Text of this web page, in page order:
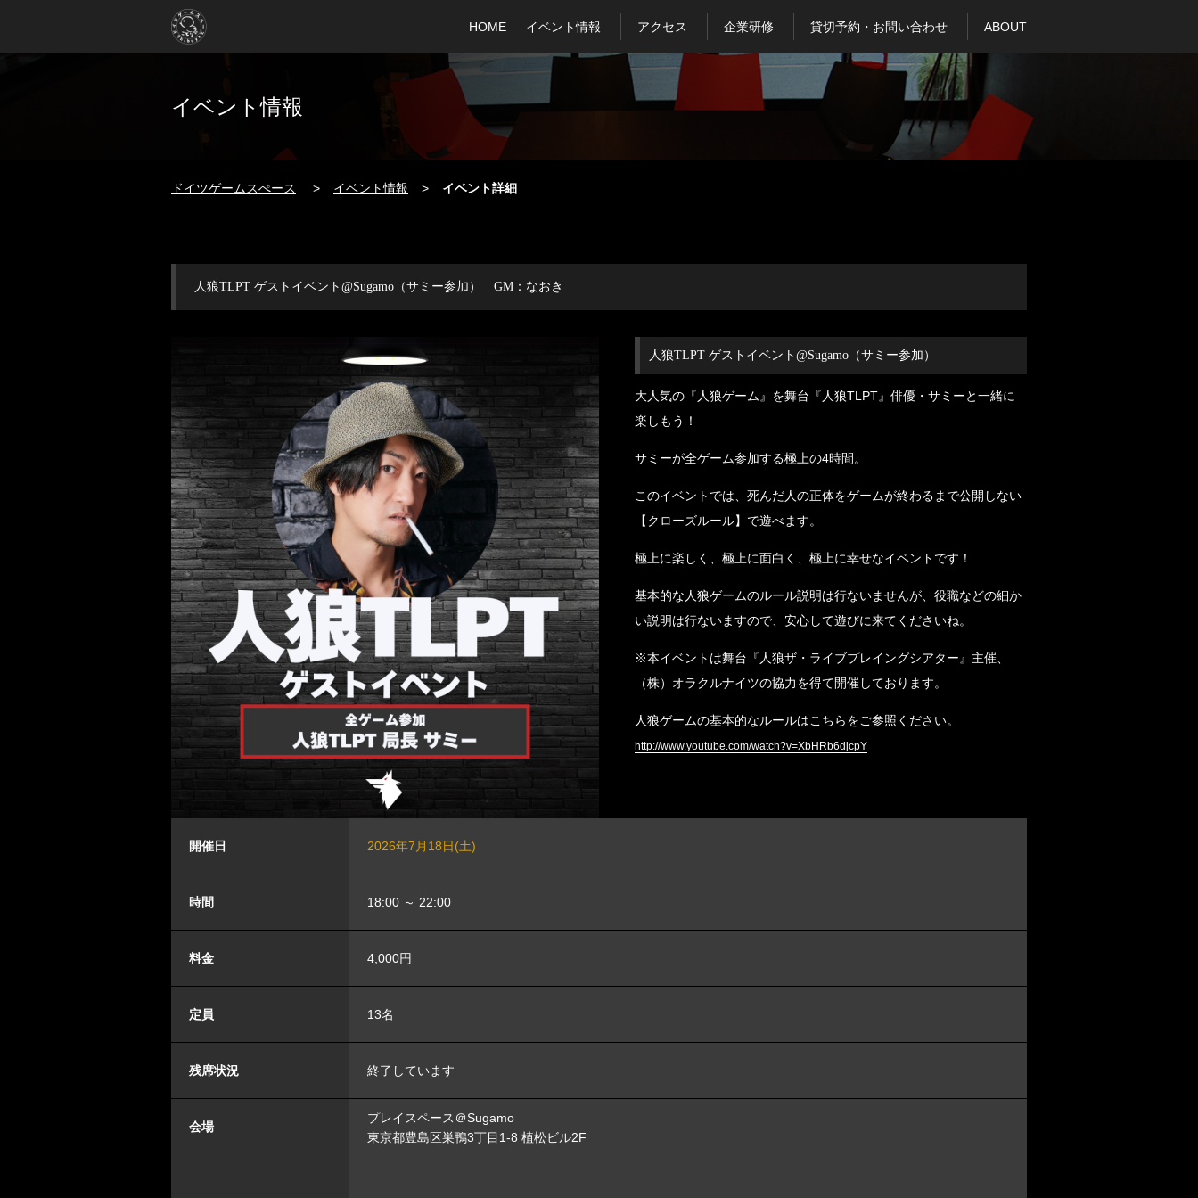
HOME イベント情報 アクセス 企業研修 貸切予約・お問い合わせ ABOUT
イベント情報
ドイツゲームスぺース イベント情報 イベント詳細
人狼TLPT ゲストイベント@Sugamo（サミー参加） GM：なおき
人狼TLPT ゲストイベント@Sugamo（サミー参加）
大人気の『人狼ゲーム』を舞台『人狼TLPT』俳優・サミーと一緒に
楽しもう！
サミーが全ゲーム参加する極上の4時間。
このイベントでは、死んだ人の正体をゲームが終わるまで公開しない
【クローズルール】で遊べます。
極上に楽しく、極上に面白く、極上に幸せなイベントです！
基本的な人狼ゲームのルール説明は行ないませんが、役職などの細か
い説明は行ないますので、安心して遊びに来てくださいね。
※本イベントは舞台『人狼ザ・ライブプレイングシアター』主催、
（株）オラクルナイツの協力を得て開催しております。
人狼ゲームの基本的なルールはこちらをご参照ください。
http://www.youtube.com/watch?v=XbHRb6djcpY
開催日 2026年7月18日(土)
時間 18:00 ～ 22:00
料金 4,000円
定員 13名
残席状況 終了しています
会場
プレイスペース＠Sugamo
東京都豊島区巣鴨3丁目1-8 植松ビル2F